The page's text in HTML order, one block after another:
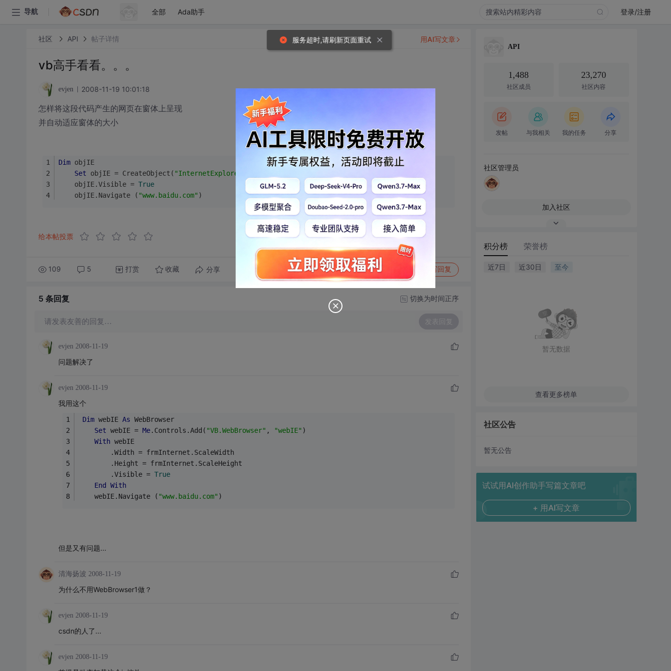
导航 全部 Ada助手 登录/注册
社区 API 帖子详情
vb高手看看。。。
evjen 2008-11-19 10:01:18
怎样将这段代码产生的网页在窗体上呈现
并自动适应窗体的大小
Dim objIE
Set objIE = CreateObject( "InternetExplorer.Application"
    objIE.Visible =
True
    objIE.Navigate (
"www.baidu.com" )
给本帖投票
109 5 打赏 收藏 分享 举报 写回复
用AI写文章
5 条回复 切换为时间正序
请发表友善的回复… 发表回复
evjen 2008-11-19
问题解决了
evjen 2008-11-19
我用这个
Dim webIE As WebBrowser
Set webIE = Me.Controls.Add( "VB.WebBrowser" , "webIE" )
With webIE
        .Width = frmInternet.ScaleWidth
        .Height = frmInternet.ScaleHeight
        .Visible =
True
End
With
    webIE.Navigate (
"www.baidu.com" )
但是又有问题...
清海扬波 2008-11-19
为什么不用WebBrowser1做？
evjen 2008-11-19
csdn的人了...
evjen 2008-11-19
API
1,488
社区成员
23,270
社区内容
发帖 与我相关 我的任务 分享
社区管理员
加入社区
积分榜 荣誉榜
近7日 近30日 至今
暂无数据
查看更多榜单
社区公告
暂无公告
试试用AI创作助手写篇文章吧
+ 用AI写文章
服务超时,请刷新页面重试